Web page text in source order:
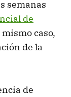
semanas
de
caso,
de la
de